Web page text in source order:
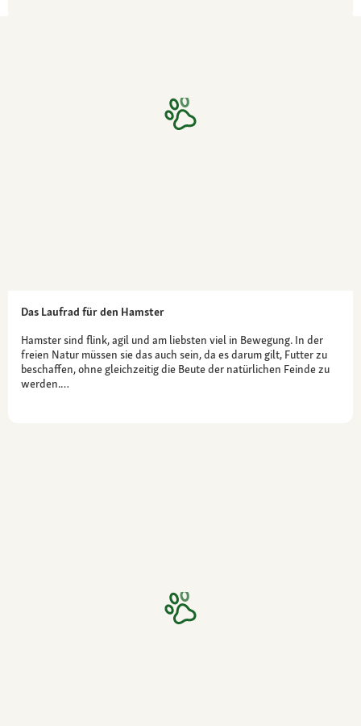
Das Laufrad für den Hamster
Hamster sind flink, agil und am liebsten viel in Bewegung. In der
freien Natur müssen sie das auch sein, da es darum gilt, Futter zu
beschaffen, ohne gleichzeitig die Beute der natürlichen Feinde zu
werden.…